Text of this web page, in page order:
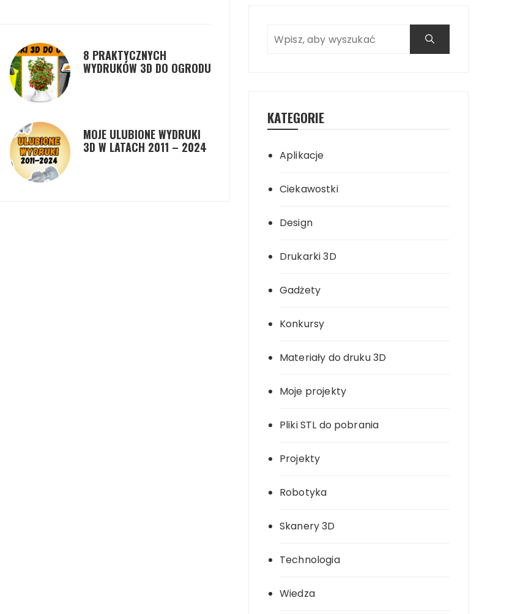
8 PRAKTYCZNYCH
WYDRUKÓW 3D DO OGRODU
MOJE ULUBIONE WYDRUKI
3D W LATACH 2011 – 2024
KATEGORIE
Aplikacje
Ciekawostki
Design
Drukarki 3D
Gadżety
Konkursy
Materiały do druku 3D
Moje projekty
Pliki STL do pobrania
Projekty
Robotyka
Skanery 3D
Technologia
Wiedza